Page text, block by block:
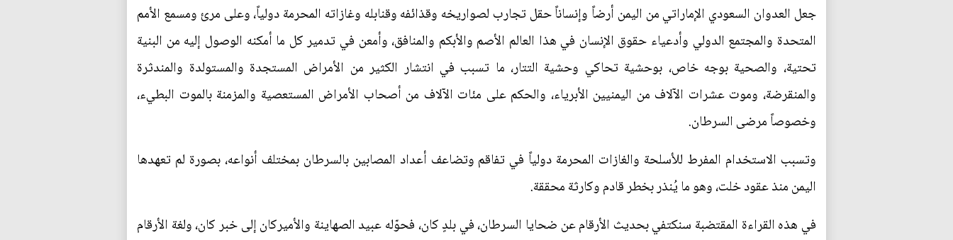
جعل العدوان السعودي الإماراتي من اليمن أرضاً وإنساناً حقل تجارب لصواريخه وقذائفه وقنابله وغازاته المحرمة دولياً، وعلى مرئ ومسمع الأمم
المتحدة والمجتمع الدولي وأدعياء حقوق الإنسان في هذا العالم الأصم والأبكم والمنافق، وأمعن في تدمير كل ما أمكنه الوصول إليه من البنية
تحتية، والصحية بوجه خاص، بوحشية تحاكي وحشية التتار، ما تسبب في انتشار الكثير من الأمراض المستجدة والمستولدة والمندثرة
والمنقرضة، وموت عشرات الآلاف من اليمنيين الأبرياء، والحكم على مئات الآلاف من أصحاب الأمراض المستعصية والمزمنة بالموت البطيء،
وخصوصاً مرضى السرطان.
وتسبب الاستخدام المفرط للأسلحة والغازات المحرمة دولياً في تفاقم وتضاعف أعداد المصابين بالسرطان بمختلف أنواعه، بصورة لم تعهدها
اليمن منذ عقود خلت، وهو ما يُنذر بخطر قادم وكارثة محققة.
في هذه القراءة المقتضبة سنكتفي بحديث الأرقام عن ضحايا السرطان، في بلدٍ كان، فحوّله عبيد الصهاينة والأميركان إلى خبر كان، ولغة الأرقام